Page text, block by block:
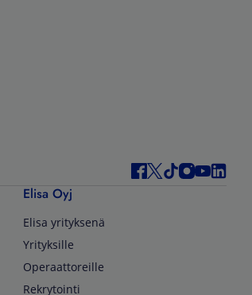
Elisa Oyj
Elisa yrityksenä
Yrityksille
Operaattoreille
Rekrytointi